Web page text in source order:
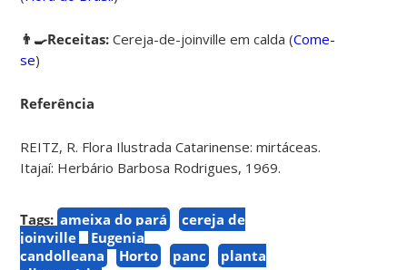
👨‍🍳Receitas:Cereja-de-joinville em calda (Come-
se)
Referência
REITZ, R. Flora Ilustrada Catarinense: mirtáceas.
Itajaí: Herbário Barbosa Rodrigues, 1969.
Tags: ameixa do pará
cereja de
joinville
Eugenia
candolleana
Horto panc
planta